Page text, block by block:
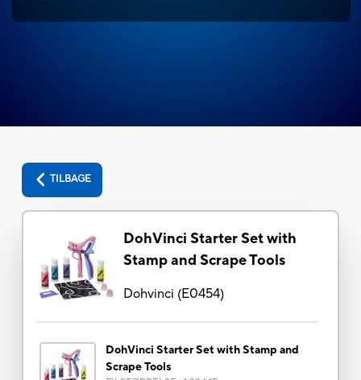
TILBAGE
DohVinci Starter Set with
Stamp and Scrape Tools
Dohvinci (E0454)
DohVinci Starter Set with Stamp and
Scrape Tools